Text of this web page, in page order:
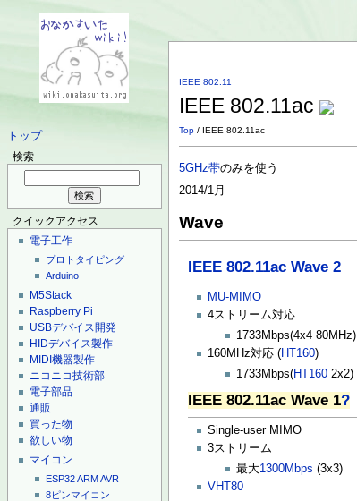
トップ
検索
クイックアクセス
電子工作
プロトタイピング
Arduino
M5Stack
Raspberry Pi
USBデバイス開発
HIDデバイス製作
MIDI機器製作
ニコニコ技術部
電子部品
通販
買った物
欲しい物
マイコン
ESP32ARMAVR
8ピンマイコン
IEEE 802.11
IEEE 802.11ac
Top / IEEE 802.11ac
5GHz帯のみを使う
2014/1月
Wave
IEEE 802.11ac Wave 2
MU-MIMO
4ストリーム対応
1733Mbps(4x4 80MHz)
160MHz対応 (HT160)
1733Mbps(HT160 2x2)
IEEE 802.11ac Wave 1?
Single-user MIMO
3ストリーム
最大1300Mbps (3x3)
VHT80